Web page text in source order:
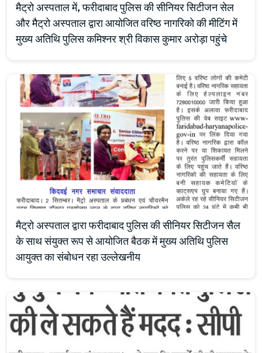
मैट्रो अस्पताल में, फरीदाबाद पुलिस की सीनियर सिटीजन सेल
और मैट्रो अस्पताल द्वारा आयोजित वरिष्ठ नागरिको की मीटिंग में
मुख्य अतिथि पुलिस कमिश्नर श्री विकास कुमार अरोड़ा पहुंचे
मैट्रो अस्पताल द्वारा फरीदाबाद पुलिस की सीनियर सिटीजन सैल
के साथ संयुक्त रूप से आयोजित बैठक में मुख्य अतिथि पुलिस
आयुक्त का संबोधन रहा उल्लेखनीय